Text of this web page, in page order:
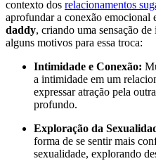
contexto dos relacionamentos
aprofundar a conexão emocional
daddy, criando uma sensação
alguns motivos para essa troca:
Intimidade e Conexão:
a intimidade em um
expressar atração pela
profundo.
Exploração da
forma de se sentir mais
sexualidade, explorando